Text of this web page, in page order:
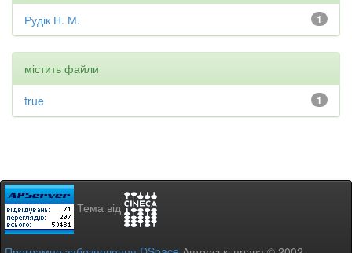
1
Рудік Н. М.
містить файли
1
true
Тема від